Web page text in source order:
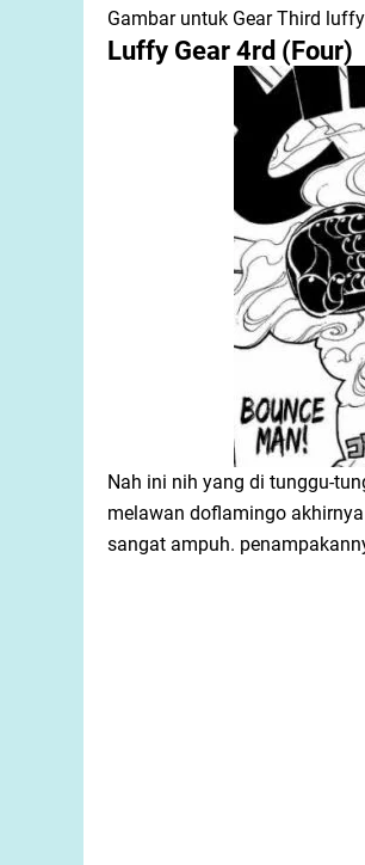
Gambar untuk Gear Third
Luffy Gear 4rd (Four)
Nah ini nih yang di tunggu-
melawan doflamingo
sangat ampuh.